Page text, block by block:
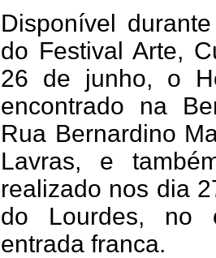
Disponível
do Festival Arte,
26 de junho, o
encontrado na
Rua Bernardino
Lavras, e
realizado nos dia
do Lourdes, no
entrada franca.